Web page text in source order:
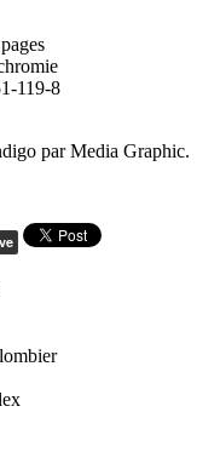
119-8
par Media Graphic.